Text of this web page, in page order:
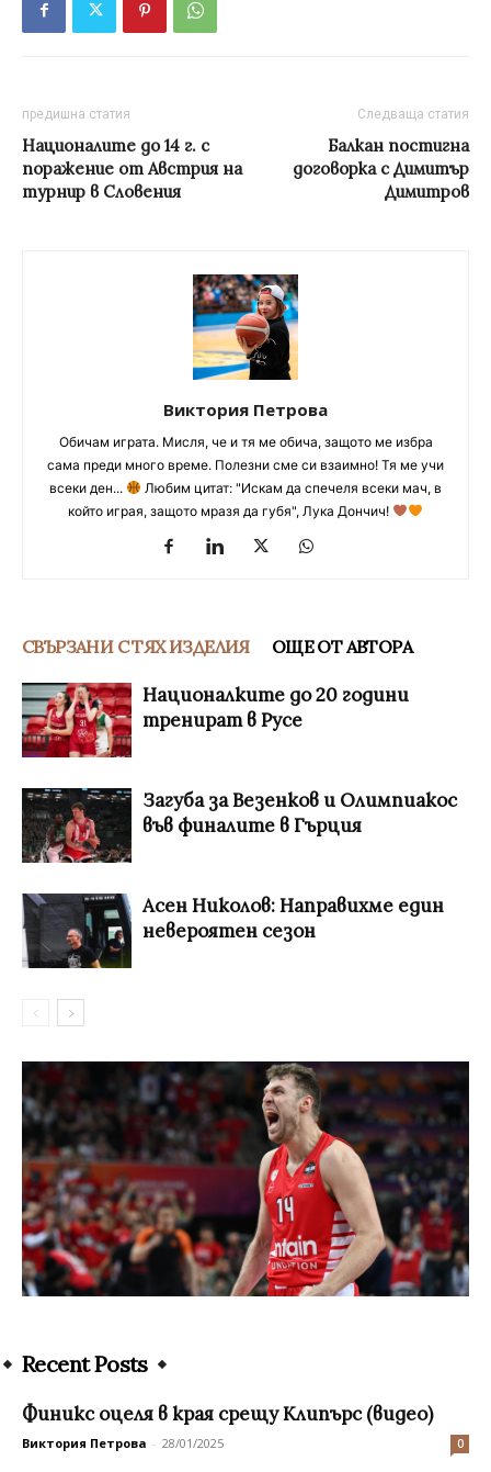
предишна статия
Националите до 14 г. с
поражение от Австрия на
турнир в Словения
Следваща статия
Балкан постигна
договорка с Димитър
Димитров
Виктория Петрова
Обичам играта. Мисля, че и тя ме обича, защото ме избра
сама преди много време. Полезни сме си взаимно! Тя ме учи
всеки ден...
Любим цитат: "Искам да спечеля всеки мач, в
който играя, защото мразя да губя", Лука Дончич!
СВЪРЗАНИ С ТЯХ ИЗДЕЛИЯ ОЩЕ ОТ АВТОРА
Националките до 20 години
тренират в Русе
Загуба за Везенков и Олимпиакос
във финалите в Гърция
Асен Николов: Направихме един
невероятен сезон
Recent Posts
Финикс оцеля в края срещу Клипърс (видео)
Виктория Петрова - 28/01/2025 0